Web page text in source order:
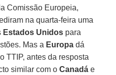
Comissão Europeia,
na quarta-feira uma
Estados Unidos para
Mas a Europa dá
TTIP, antes da resposta
similar com oCanadá e